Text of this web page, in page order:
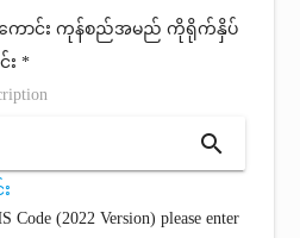
းကောင်း ကုန်စည်အမည် ကိုရိုက်နှိပ်
း *
search
Code (2022 Version) please enter